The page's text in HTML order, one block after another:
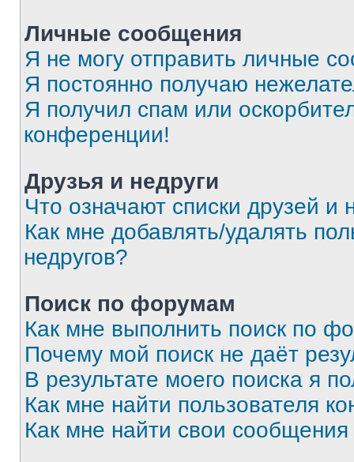
Личные сообщения
Я не могу отправить личные
Я постоянно получаю
Я получил спам или
конференции!
Друзья и недруги
Что означают списки друзей и
Как мне добавлять/удалять
недругов?
Поиск по форумам
Как мне выполнить поиск по
Почему мой поиск не даёт
В результате моего поиска я
Как мне найти пользователя
Как мне найти свои